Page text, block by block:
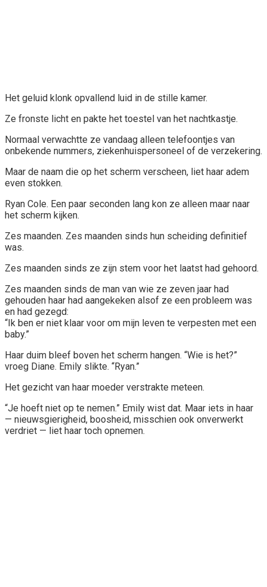
Het geluid klonk opvallend luid in de stille kamer.
Ze fronste licht en pakte het toestel van het nachtkastje.
Normaal verwachtte ze vandaag alleen telefoontjes van
onbekende nummers, ziekenhuispersoneel of de verzekering.
Maar de naam die op het scherm verscheen, liet haar adem
even stokken.
Ryan Cole. Een paar seconden lang kon ze alleen maar naar
het scherm kijken.
Zes maanden. Zes maanden sinds hun scheiding definitief
was.
Zes maanden sinds ze zijn stem voor het laatst had gehoord.
Zes maanden sinds de man van wie ze zeven jaar had
gehouden haar had aangekeken alsof ze een probleem was
en had gezegd:
“Ik ben er niet klaar voor om mijn leven te verpesten met een
baby.”
Haar duim bleef boven het scherm hangen. “Wie is het?”
vroeg Diane. Emily slikte. “Ryan.”
Het gezicht van haar moeder verstrakte meteen.
“Je hoeft niet op te nemen.” Emily wist dat. Maar iets in haar
— nieuwsgierigheid, boosheid, misschien ook onverwerkt
verdriet — liet haar toch opnemen.